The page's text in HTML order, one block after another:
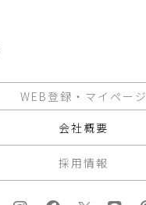
WEB登録・マイページ
会社概要
採用情報